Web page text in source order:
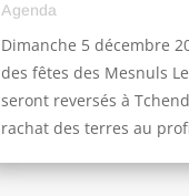
Agenda
Dimanche 5 décembre
des fêtes des Mesnuls
seront reversés à
rachat des terres au